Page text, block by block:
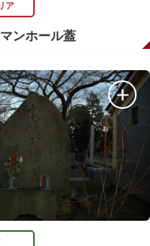
ア
ンホール蓋